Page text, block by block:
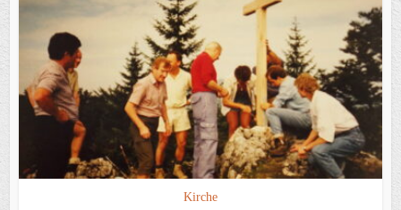
Kirche